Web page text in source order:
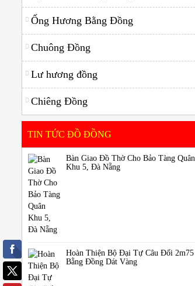
Chiêng Đồng
Ống Hương Bằng Đồng
Chuông Đồng
Lư hương đồng
Chiêng Đồng
TIN TỨC ĐỒ ĐỒNG
Bàn Giao Đồ Thờ Cho Bảo Tàng Quân
Khu 5, Đà Nẵng
Hoàn Thiện Bộ Đại Tự Câu Đối 2m75
Bằng Đồng Dát Vàng